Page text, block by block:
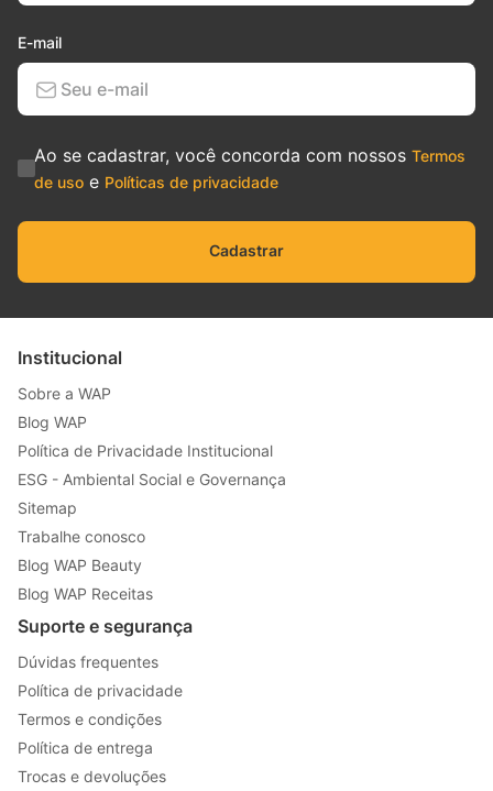
E-mail
Ao se cadastrar, você concorda com nossosTermos
de uso e Políticas de privacidade
Cadastrar
Institucional
Sobre a WAP
Blog WAP
Política de Privacidade Institucional
ESG - Ambiental Social e Governança
Sitemap
Trabalhe conosco
Blog WAP Beauty
Blog WAP Receitas
Suporte e segurança
Dúvidas frequentes
Política de privacidade
Termos e condições
Política de entrega
Trocas e devoluções